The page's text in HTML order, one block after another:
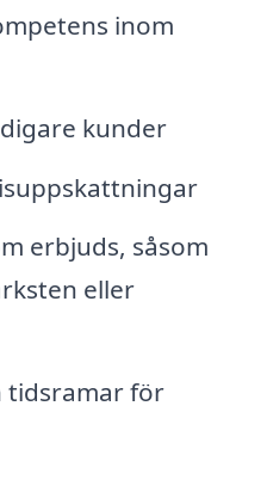
inom
kunder
erbjuds, såsom
eller
tidsramar för